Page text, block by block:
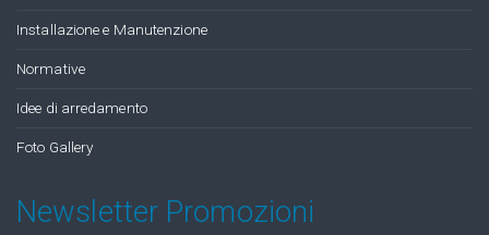
Installazione e Manutenzione
Normative
Idee di arredamento
Foto Gallery
Newsletter Promozioni